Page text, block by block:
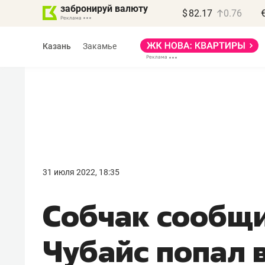
забронируй валюту $ 82.17 0.76
Казань Закамье
31 июля 2022, 18:35
Собчак
Чубайс попал
правил, бизнес может
потерять минимум
полгода»